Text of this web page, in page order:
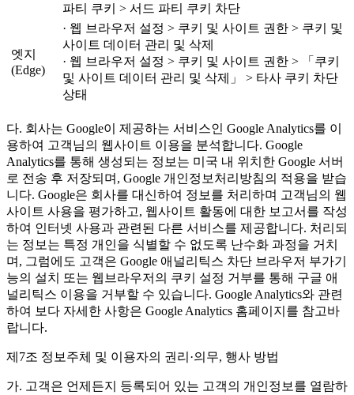
파티 쿠키 > 서드 파티 쿠키 차단
엣지
(Edge)
· 웹 브라우저 설정 > 쿠키 및 사이트 권한 > 쿠키 및
사이트 데이터 관리 및 삭제
· 웹 브라우저 설정 > 쿠키 및 사이트 권한 > 「쿠키
및 사이트 데이터 관리 및 삭제」 > 타사 쿠키 차단
상태
다. 회사는 Google이 제공하는 서비스인 Google Analytics를 이
용하여 고객님의 웹사이트 이용을 분석합니다. Google
Analytics를 통해 생성되는 정보는 미국 내 위치한 Google 서버
로 전송 후 저장되며, Google 개인정보처리방침의 적용을 받습
니다. Google은 회사를 대신하여 정보를 처리하며 고객님의 웹
사이트 사용을 평가하고, 웹사이트 활동에 대한 보고서를 작성
하여 인터넷 사용과 관련된 다른 서비스를 제공합니다. 처리되
는 정보는 특정 개인을 식별할 수 없도록 난수화 과정을 거치
며, 그럼에도 고객은 Google 애널리틱스 차단 브라우저 부가기
능의 설치 또는 웹브라우저의 쿠키 설정 거부를 통해 구글 애
널리틱스 이용을 거부할 수 있습니다. Google Analytics와 관련
하여 보다 자세한 사항은 Google Analytics 홈페이지를 참고바
랍니다.
제7조 정보주체 및 이용자의 권리·의무, 행사 방법
가. 고객은 언제든지 등록되어 있는 고객의 개인정보를 열람하